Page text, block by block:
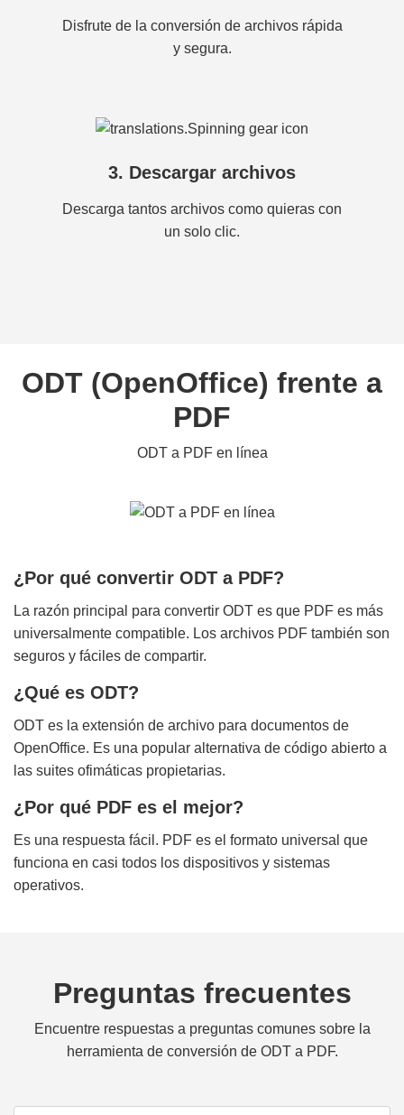
Disfrute de la conversión de archivos rápida
y segura.
3. Descargar archivos
Descarga tantos archivos como quieras con
un solo clic.
ODT (OpenOffice) frente a
PDF
ODT a PDF en línea
¿Por qué convertir ODT a PDF?
La razón principal para convertir ODT es que PDF es más
universalmente compatible. Los archivos PDF también son
seguros y fáciles de compartir.
¿Qué es ODT?
ODT es la extensión de archivo para documentos de
OpenOffice. Es una popular alternativa de código abierto a
las suites ofimáticas propietarias.
¿Por qué PDF es el mejor?
Es una respuesta fácil. PDF es el formato universal que
funciona en casi todos los dispositivos y sistemas
operativos.
Preguntas frecuentes
Encuentre respuestas a preguntas comunes sobre la
herramienta de conversión de ODT a PDF.